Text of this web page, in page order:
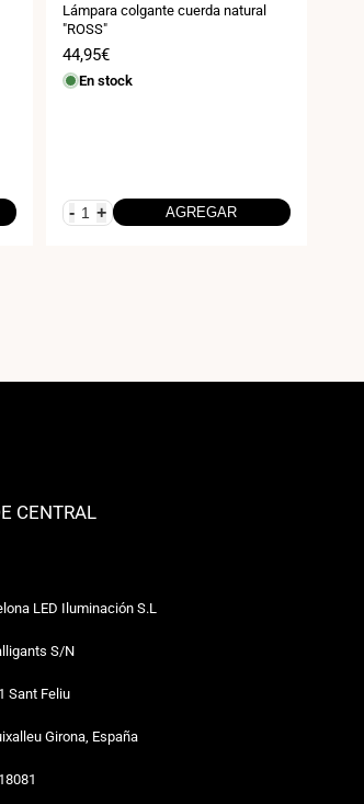
Lámpara colgante cuerda natural
"ROSS"
Precio
de
venta
44,95€
En stock
- + AGREGAR
CENTRAL
LED Iluminación S.L
S/N
Sant Feliu
Girona, España